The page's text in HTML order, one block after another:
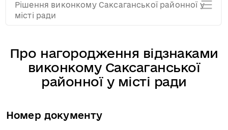
Про нагородження відзнаками
виконкому Саксаганської
районної у місті ради
Номер документу
Рішення виконкому Саксаганської районної у
місті ради
Засідання за 2010